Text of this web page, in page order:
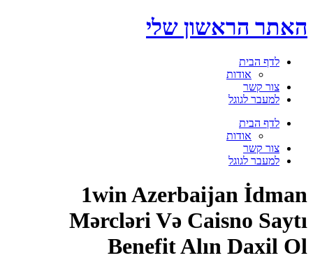
דלג
לתוכן
האתר הראשון שלי
לדף הבית
אודות
צור קשר
למעבר לגוגל
תפריט לדף הבית
אודות
צור קשר
למעבר לגוגל
1win Azerbaijan İdman
Mərcləri Və Caisno Saytı
Benefit Alın Daxil Ol